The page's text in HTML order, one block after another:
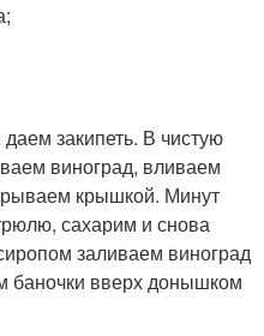
закипеть. В чистую
виноград, вливаем
крышкой. Минут
сахарим и снова
заливаем виноград
баночки вверх донышком